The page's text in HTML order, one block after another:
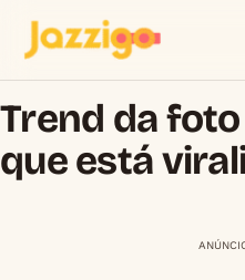
Trend da
que está